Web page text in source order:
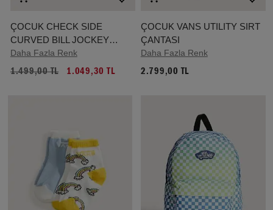
ÇOCUK CHECK SIDE
CURVED BILL JOCKEY
ŞAPKA (4-8 YAŞ)
Daha Fazla Renk
1.499,00 TL 1.049,30 TL
ÇOCUK VANS UTILITY SIRT
ÇANTASI
Daha Fazla Renk
2.799,00 TL